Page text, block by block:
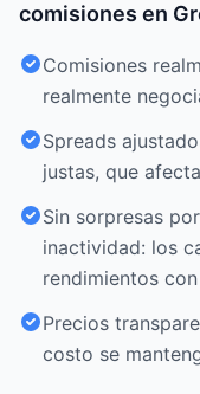
comisiones en
Comisiones
realmente
Spreads
justas, que
Sin sorpresas
inactividad: los
rendimientos
Precios
costo se